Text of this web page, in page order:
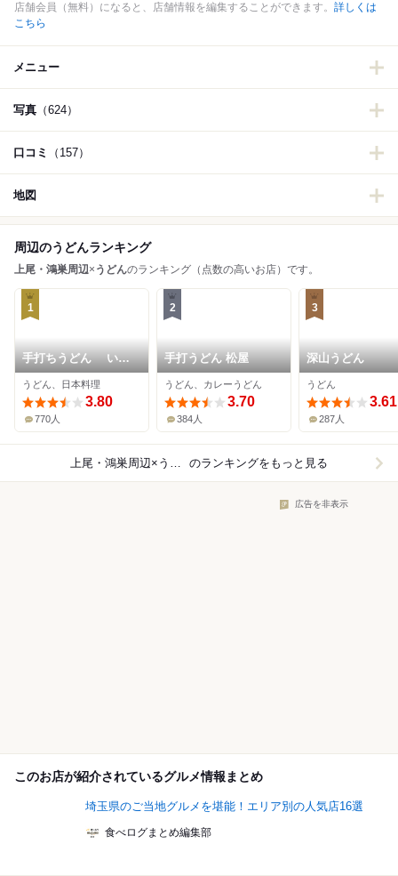
店舗会員（無料）になると、店舗情報を編集することができます。 詳しくは
こちら
メニュー
写真 （624）
口コミ （157）
地図
周辺のうどんランキング
上尾・鴻巣周辺× うどんのランキング（点数の高いお店）です。
1
手打ちうどん いし
づか
うどん、日本料理
3.80
770人
2
手打うどん 松屋
うどん、カレーうどん
3.70
384人
3
深山うどん
うどん
3.61
287人
上尾・鴻巣周辺×うどん のランキングをもっと見る
広告を非表示
このお店が紹介されているグルメ情報まとめ
埼玉県のご当地グルメを堪能！エリア別の人気店16選
食べログまとめ編集部